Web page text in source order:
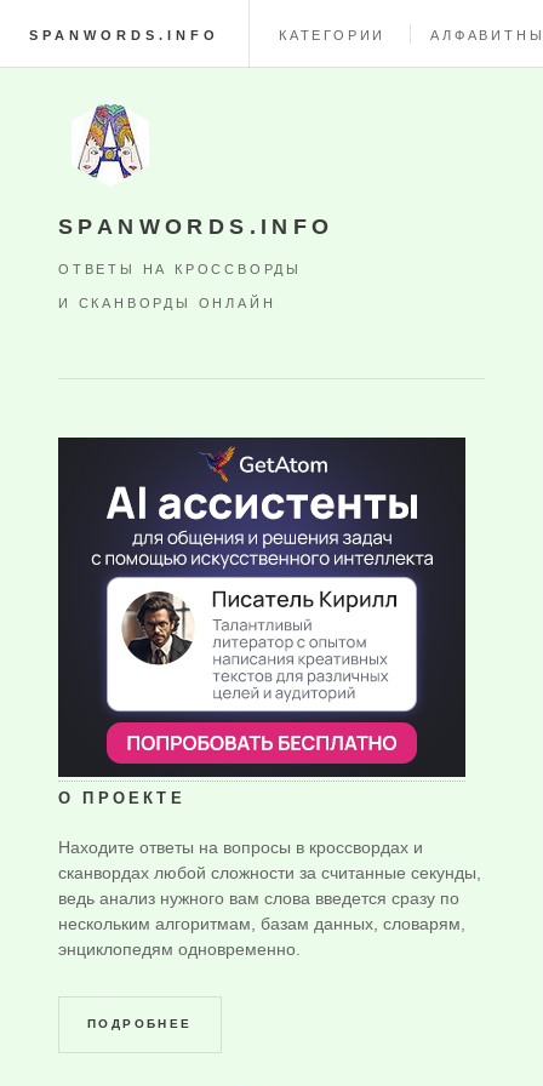
SPANWORDS.INFO КАТЕГОРИИ
SPANWORDS.INFO
ОТВЕТЫ НА КРОССВОРДЫ
И СКАНВОРДЫ ОНЛАЙН
О ПРОЕКТЕ
Находите ответы на вопросы в кроссвордах и
сканвордах любой сложности за считанные секунды,
ведь анализ нужного вам слова введется сразу по
нескольким алгоритмам, базам данных, словарям,
энциклопедям одновременно.
ПОДРОБНЕЕ